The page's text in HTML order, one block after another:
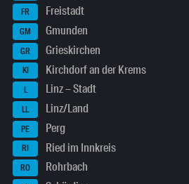
FR Freistadt
GM Gmunden
GR Grieskirchen
KI Kirchdorf an der Krems
L Linz – Stadt
LL Linz/Land
PE Perg
RI Ried im Innkreis
RO Rohrbach